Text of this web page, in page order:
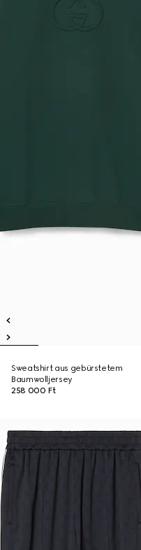
Sweatshirt aus gebürstetem
Baumwolljersey
258 000 Ft